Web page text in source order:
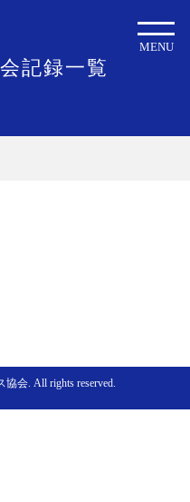
記録一覧
MENU
会. All rights reserved.